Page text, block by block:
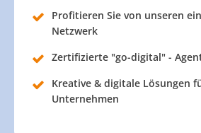
Profitieren Sie von unseren
Netzwerk
Zertifizierte "go-digital" -
Kreative & digitale Lösungen
Unternehmen